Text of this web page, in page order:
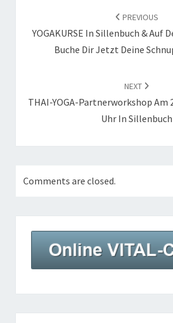
PREVIOUS
YOGAKURSE In Sillenbuch & Auf
Buche Dir Jetzt Deine
NEXT
THAI-YOGA-Partnerworkshop Am
Uhr In Sillenbuch
Comments are closed.